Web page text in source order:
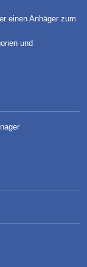
einen Anhäger zum
und